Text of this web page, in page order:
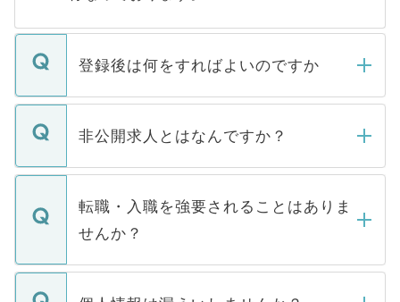
登録後は何をすればよいのですか
ご登録いただきましたら、弊社担当者がご
登録内容を確認し、その後メールもしくは
ます。通常、5営業日以内にはご連絡をせて
いただきますので、しばらくお待ちくださ
非公開求人とはなんですか？
マイナビDOCTORで取り扱っている求人の
うち約3割は、Webサイトからご覧いただ
けない「非公開求人」です。非公開求人は
下記の理由によって、一般には公開してい
ません。
転職・入職を強要されることはありま
せんか？
転職・入職を強要することは一切ありませ